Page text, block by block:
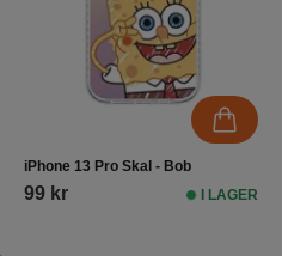
iPhone 13 Pro Skal - Bob
99 kr I LAGER